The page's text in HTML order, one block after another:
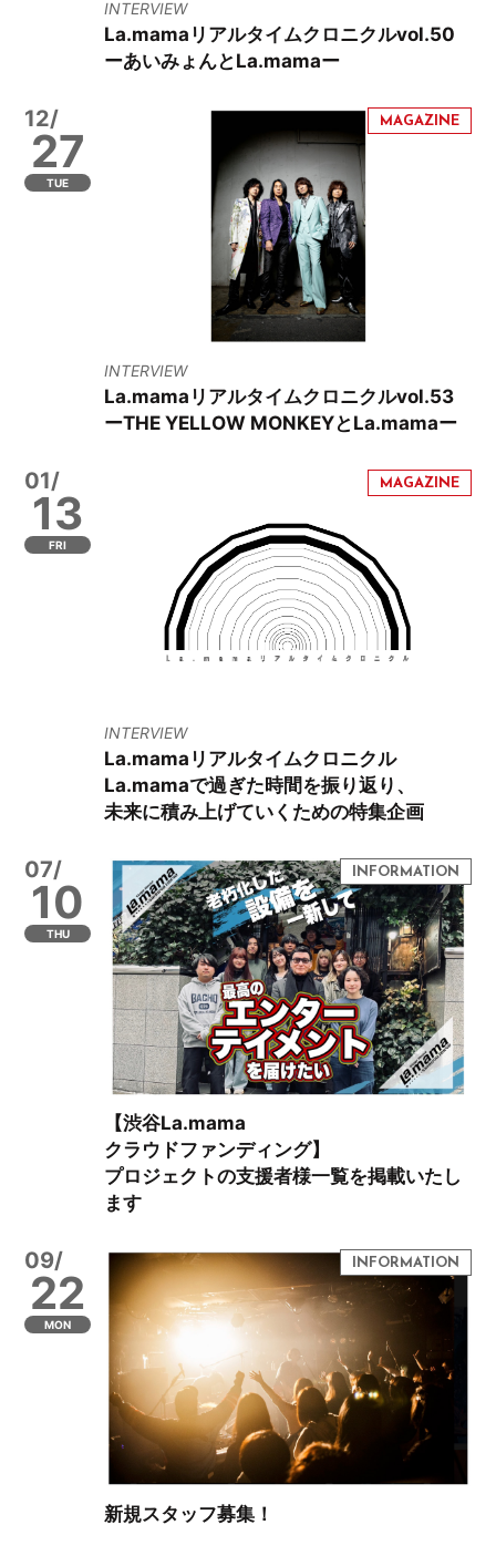
INTERVIEW
La.mamaリアルタイムクロニクルvol.50
ーあいみょんとLa.mamaー
12/
27
TUE
INTERVIEW
La.mamaリアルタイムクロニクルvol.53
ーTHE YELLOW MONKEYとLa.mamaー
01/
13
FRI
INTERVIEW
La.mamaリアルタイムクロニクル
La.mamaで過ぎた時間を振り返り、
未来に積み上げていくための特集企画
07/
10
THU
【渋谷La.mama
クラウドファンディング】
プロジェクトの支援者様一覧を掲載いたし
ます
09/
22
MON
新規スタッフ募集！